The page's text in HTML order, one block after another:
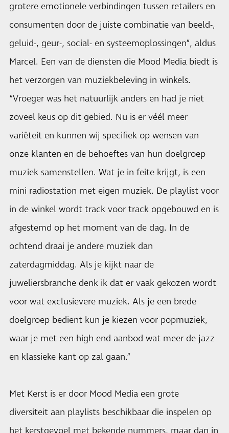
grotere emotionele verbindingen tussen retailers en
consumenten door de juiste combinatie van beeld-,
geluid-, geur-, social- en systeemoplossingen”, aldus
Marcel. Een van de diensten die Mood Media biedt is
het verzorgen van muziekbeleving in winkels.
“Vroeger was het natuurlijk anders en had je niet
zoveel keus op dit gebied. Nu is er véél meer
variëteit en kunnen wij specifiek op wensen van
onze klanten en de behoeftes van hun doelgroep
muziek samenstellen. Wat je in feite krijgt, is een
mini radiostation met eigen muziek. De playlist voor
in de winkel wordt track voor track opgebouwd en is
afgestemd op het moment van de dag. In de
ochtend draai je andere muziek dan
zaterdagmiddag. Als je kijkt naar de
juweliersbranche denk ik dat er vaak gekozen wordt
voor wat exclusievere muziek. Als je een brede
doelgroep bedient kun je kiezen voor popmuziek,
waar je met een high end aanbod wat meer de jazz
en klassieke kant op zal gaan.”
Met Kerst is er door Mood Media een grote
diversiteit aan playlists beschikbaar die inspelen op